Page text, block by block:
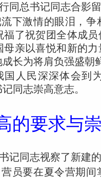
同总书记同志合影留
下激情的眼泪，
了祝贺团全体成
亲以喜悦和新的
长为将肩负强盛朝
国人民深深体会
同志崇高意志。
的要求与
记同志视察了新建
员要在夏令营期